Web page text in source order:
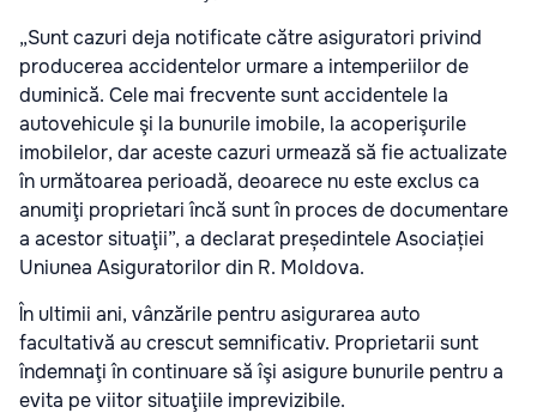
„Sunt cazuri deja notificate către asiguratori privind
producerea accidentelor urmare a intemperiilor de
duminică. Cele mai frecvente sunt accidentele la
autovehicule şi la bunurile imobile, la acoperişurile
imobilelor, dar aceste cazuri urmează să fie actualizate
în următoarea perioadă, deoarece nu este exclus ca
anumiţi proprietari încă sunt în proces de documentare
a acestor situaţii”, a declarat președintele Asociației
Uniunea Asiguratorilor din R. Moldova.
În ultimii ani, vânzările pentru asigurarea auto
facultativă au crescut semnificativ. Proprietarii sunt
îndemnaţi în continuare să îşi asigure bunurile pentru a
evita pe viitor situaţiile imprevizibile.